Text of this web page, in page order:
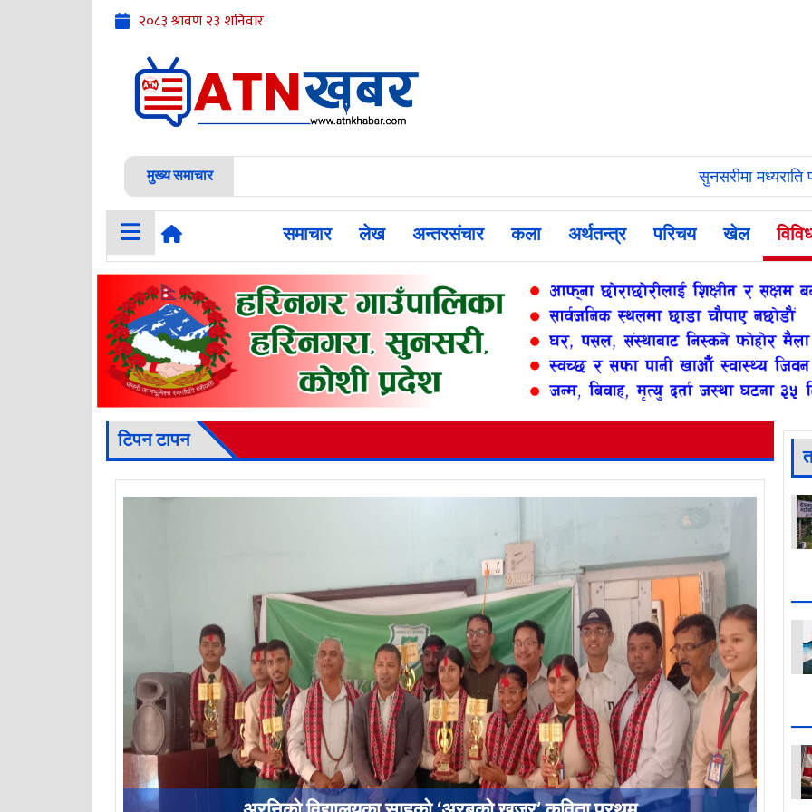
मुख्य समाचार सुनसरीमा मध्यराति
समाचार लेख अन्तरसंचार कला अर्थतन्त्र परिचय खेल
टिपन टापन